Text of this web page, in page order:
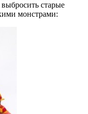
старые
монстрами: